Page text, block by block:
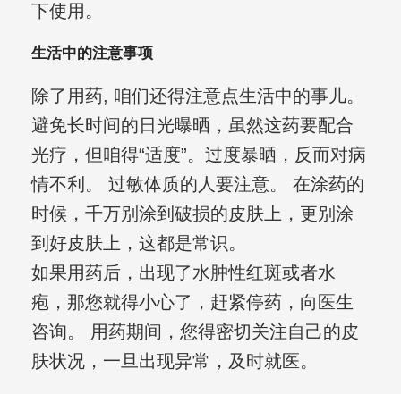
下使用。
生活中的注意事项
除了用药, 咱们还得注意点生活中的事儿。
避免长时间的日光曝晒，虽然这药要配合
光疗，但咱得“适度”。过度暴晒，反而对病
情不利。 过敏体质的人要注意。 在涂药的
时候，千万别涂到破损的皮肤上，更别涂
到好皮肤上，这都是常识。
如果用药后，出现了水肿性红斑或者水
疱，那您就得小心了，赶紧停药，向医生
咨询。 用药期间，您得密切关注自己的皮
肤状况，一旦出现异常，及时就医。